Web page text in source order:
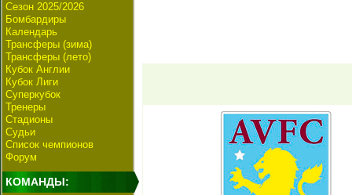
Сезон 2025/2026
Бомбардиры
Календарь
Трансферы (зима)
Трансферы (лето)
Кубок Англии
Кубок Лиги
Суперкубок
Тренеры
Стадионы
Судьи
Список чемпионов
Форум
КОМАНДЫ: